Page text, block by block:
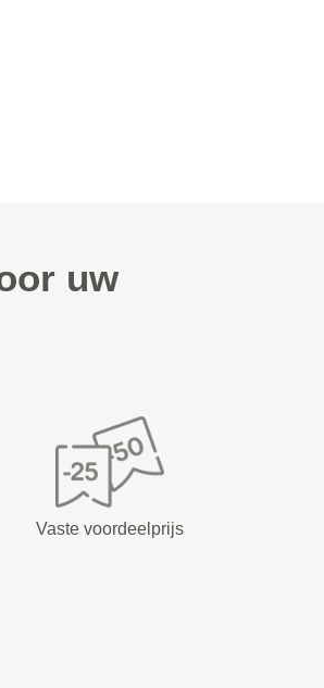
uw
Vaste voordeelprijs